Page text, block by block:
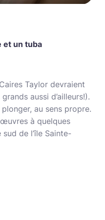
et un tuba
Taylor devraient
aussi d’ailleurs!).
au sens propre.
œuvres à quelques
de l’île Sainte-